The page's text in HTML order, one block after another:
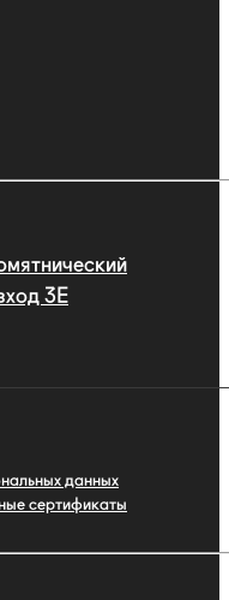
3E
данных
сертификаты